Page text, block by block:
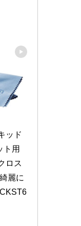
ッド
ト用
ロス
麗に